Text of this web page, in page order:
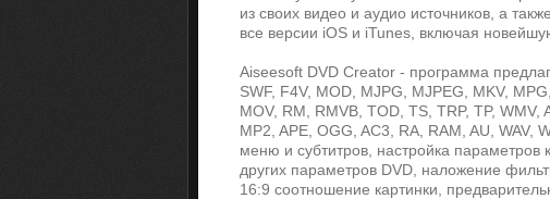
из своих видео и аудио источников, а
все версии iOS и iTunes, включая
Aiseesoft DVD Creator - программа
SWF, F4V, MOD, MJPG, MJPEG, MKV,
MOV, RM, RMVB, TOD, TS, TRP, TP, WMV,
MP2, APE, OGG, AC3, RA, RAM, AU, WAV,
меню и субтитров, настройка
других параметров DVD, наложение
16:9 соотношение картинки,